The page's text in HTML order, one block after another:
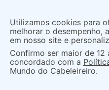
As ofertas e
acordo com a
O que você procura?
Utilizamos cookies para
melhorar o desempenho,
em nosso site e
Confirmo ser maior de 12
concordado com a
Mundo do Cabeleireiro.